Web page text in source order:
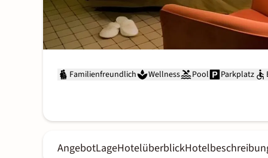
Familienfreundlich Wellness Pool Parkplatz
AngebotLageHotelüberblick